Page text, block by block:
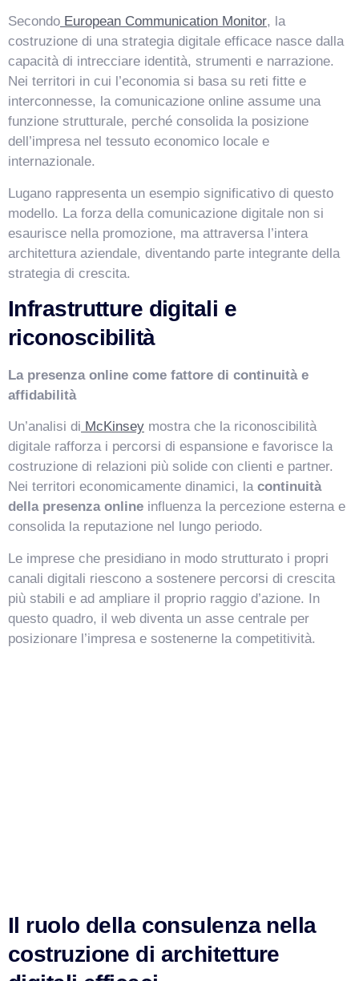
Secondo European Communication Monitor, la
costruzione di una strategia digitale efficace nasce dalla
capacità di intrecciare identità, strumenti e narrazione.
Nei territori in cui l’economia si basa su reti fitte e
interconnesse, la comunicazione online assume una
funzione strutturale, perché consolida la posizione
dell’impresa nel tessuto economico locale e
internazionale.
Lugano rappresenta un esempio significativo di questo
modello. La forza della comunicazione digitale non si
esaurisce nella promozione, ma attraversa l’intera
architettura aziendale, diventando parte integrante della
strategia di crescita.
Infrastrutture digitali e
riconoscibilità
La presenza online come fattore di continuità e
affidabilità
Un’analisi di McKinsey mostra che la riconoscibilità
digitale rafforza i percorsi di espansione e favorisce la
costruzione di relazioni più solide con clienti e partner.
Nei territori economicamente dinamici, la continuità
della presenza online influenza la percezione esterna e
consolida la reputazione nel lungo periodo.
Le imprese che presidiano in modo strutturato i propri
canali digitali riescono a sostenere percorsi di crescita
più stabili e ad ampliare il proprio raggio d’azione. In
questo quadro, il web diventa un asse centrale per
posizionare l’impresa e sostenerne la competitività.
Il ruolo della consulenza nella
costruzione di architetture